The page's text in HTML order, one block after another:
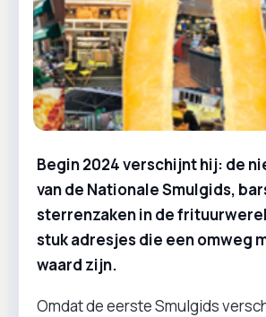
Begin 2024 verschijnt hij: de
van de Nationale Smulgids,
sterrenzaken in de
stuk adresjes die een omweg
waard zijn.
Omdat de eerste Smulgids